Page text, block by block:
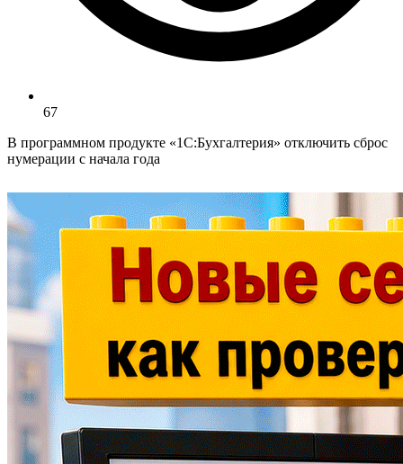
67
В программном продукте «1С:Бухгалтерия» отключить сброс
нумерации с начала года